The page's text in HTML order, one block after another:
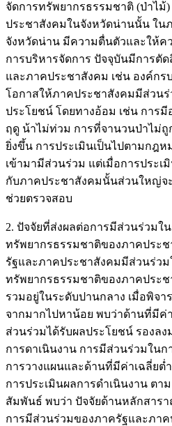
จัดการทรัพยากรธรรมชาติ (ป่าไม้
ประชาสังคมในจังหวัดน่านนั้น ใน
จังหวัดน่าน มีความตื่นตัวและให้ค
การบริหารจัดการ ปัจจุบันมีการตั
และภาคประชาสังคม เช่น องค์กร
โอกาสให้ภาคประชาสังคมมีส่วน
ประโยชน์ โดยทางอ้อม เช่น การ
ฤดู น้าไม่ท่วม การที่จานวนป่าไม่
ยิ่งขึ้น การประเมินเป็นไปตามกฎ
เข้ามามีส่วนร่วม แต่เมื่อการประเ
กับภาคประชาสังคมนั้นส่วนใหญ่จ
ช่วยตรวจสอบ
2. ปัจจัยที่ส่งผลต่อการมีส่วนร่วมใ
ทรัพยากรธรรมชาติของภาคประ
รัฐและภาคประชาสังคมมีส่วนร่วม
ทรัพยากรธรรมชาติของภาคประ
รวมอยู่ในระดับปานกลาง เมื่อพิจา
จากมากไปหาน้อย พบว่าด้านที่มีค่
ส่วนร่วมได้รับผลประโยชน์ รองล
การดาเนินงาน การมีส่วนร่วมใน
การวางแผนและด้านที่มีค่าเฉลี่ยต่
การประเมินผลการดำเนินงาน ตา
สัมพันธ์ พบว่า ปัจจัยด้านหลักสาร
การมีส่วนร่วมของภาครัฐและภา